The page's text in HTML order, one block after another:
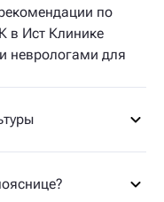
по
Ист Клинике
неврологами для